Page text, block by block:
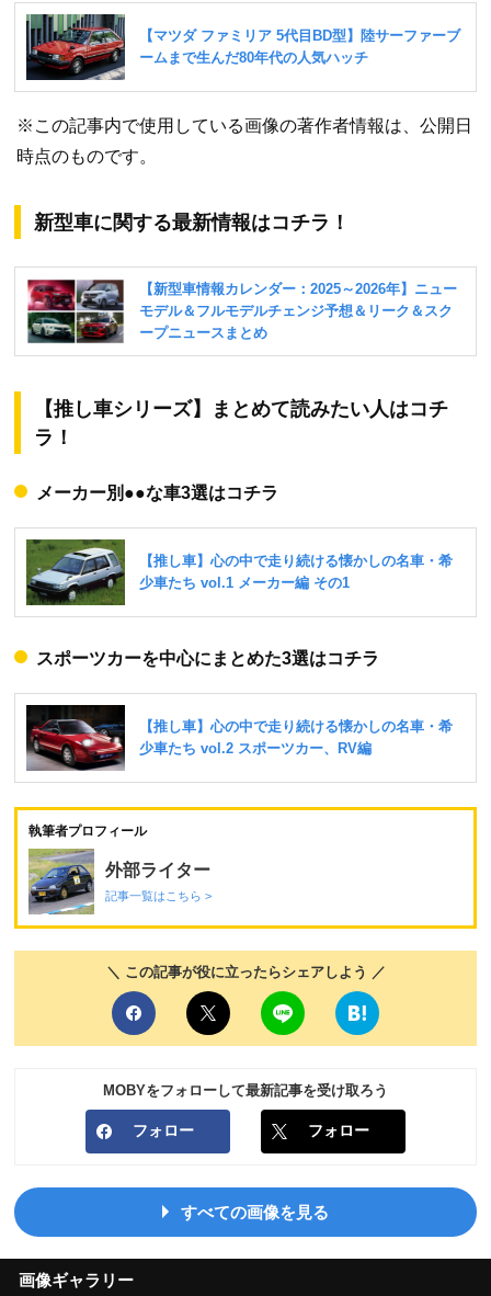
※この記事内で使用している画像の著作者情報は、公開日
時点のものです。
新型車に関する最新情報はコチラ！
【推し車シリーズ】まとめて読みたい人はコチ
ラ！
メーカー別●●な車3選はコチラ
スポーツカーを中心にまとめた3選はコチラ
執筆者プロフィール
外部ライター
記事一覧はこちら >
＼ この記事が役に立ったらシェアしよう ／
MOBYをフォローして最新記事を受け取ろう
フォロー フォロー
すべての画像を見る
画像ギャラリー